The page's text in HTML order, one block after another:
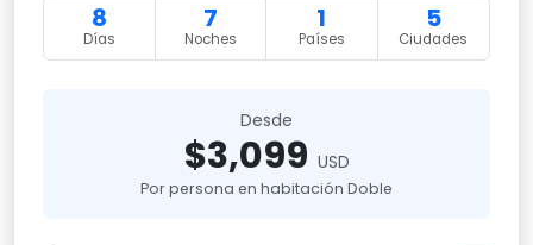
8
Días
7
Noches
1
Países
5
Ciudades
Desde
$3,099 USD
Por persona en habitación Doble